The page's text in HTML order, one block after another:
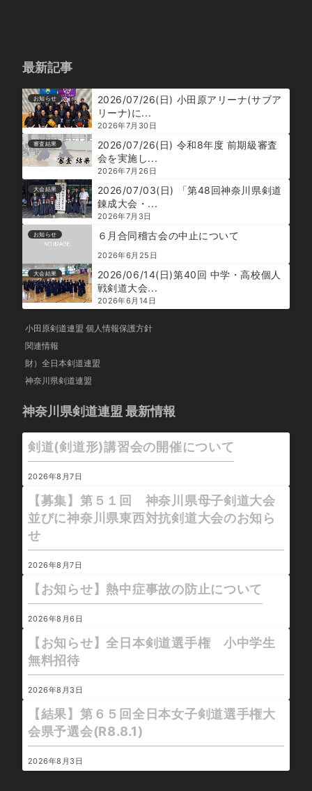
最新記事
お知らせ
2026/07/26(日) 小田原アリーナ(サブア
リーナ)に...
2026年7月30日
審査結果
2026/07/26(日) 令和8年度 前期級審査
会を実施し...
2026年7月26日
大会結果
2026/07/03(日) 「第48回神奈川県剣道
錬成大会・...
2026年7月3日
お知らせ ６月合同稽古会の中止について
2026年6月25日
大会結果
2026/06/14(日)第40回 中学・高校個人
戦剣道大会...
2026年6月14日
小田原剣道連盟 個人情報保護方針
関連情報
財）全日本剣道連盟
神奈川県剣道連盟
神奈川県剣道連盟 最新情報
剣道(剣道形)講習会の開催について
2026年8月7日
【募集】第５１回 神奈川県母子剣道大会
並びに神奈川県東西対抗剣道大会のお知ら
せ
2026年8月7日
【お知らせ】熱中症事故の防止について
2026年8月6日
【お知らせ】全日本剣道選手権 小中学生
無料招待
2026年8月3日
【結果】第６５回全日本女子剣道選手権大
会県予選会(R8.8.1)
2026年8月3日